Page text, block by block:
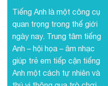
Tiếng Anh là một công cụ
quan trọng trong thế giới
ngày nay. Trung tâm tiếng
Anh – hội họa – âm nhạc
giúp trẻ em tiếp cận tiếng
Anh một cách tự nhiên và